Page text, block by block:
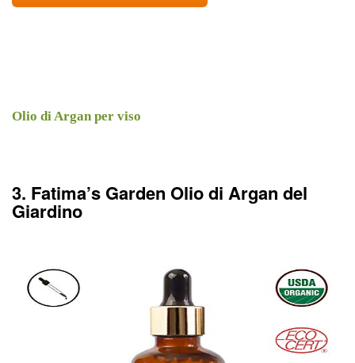
Olio di Argan per viso
3. Fatima’s Garden Olio di Argan del
Giardino